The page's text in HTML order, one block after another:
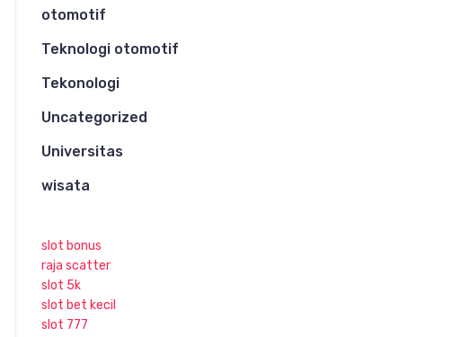
otomotif
Teknologi otomotif
Tekonologi
Uncategorized
Universitas
wisata
slot bonus
raja scatter
slot 5k
slot bet kecil
slot 777